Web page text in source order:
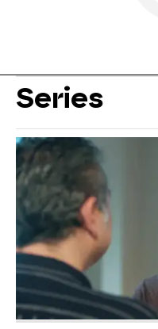
Series